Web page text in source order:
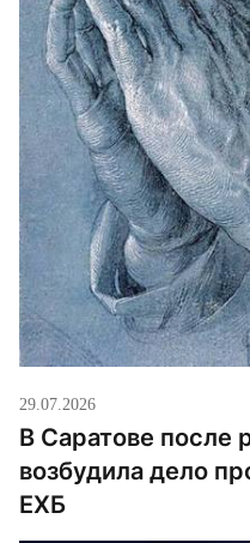
Судебное заседание
29.07.2026
В Саратове после
возбудила дело
ЕХБ